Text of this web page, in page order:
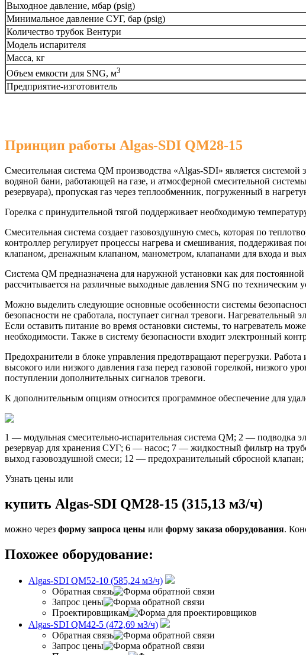
Выходное давление, мбар (psig)
Минимальное давление СУГ, бар (psig)
Количество трубок Вентури
Модель испарителя
Масса, кг
Объем емкости для SNG, м3
Предприятие-изготовитель
Принцип работы Algas-SDI QM28-15
Смесительная система QM производства «Algas-SDI» является
водяной бани, работающей на газе, и атмосферной смесительной
резервуара), пропуская газ через теплообменник, погруженный в
Горелка с принудительной тягой поддерживает необходимую
Смесительная система создает газовоздушную смесь, которая по
контроллер регулирует процессы нагрева и смешивания, поддерживая
клапаном, дренажным клапаном, манометром, клапанами для входа и
Система QM предназначена для наружной установки как для
рассчитывается на различные выходные давления SNG по техническим
Можно выделить следующие основные особенности системы
безопасности не сработала, поступает сигнал тревоги.
Если оставить питание во время остановки системы, то нагреватель
необходимости. Также в систему безопасности входит электронный
Предохранители в блоке управления предотвращают перегрузки.
высокого или низкого давления газа перед газовой горелкой, низкого
поступлении дополнительных сигналов тревоги.
К дополнительным опциям относится программное обеспечение для
1 — модульная смесительно-испарительная система QM; 2 — подводка
резервуар для хранения СУГ; 6 — насос; 7 — жидкостный фильтр на
выход газовоздушной смеси; 12 — предохранительный сбросной
Узнать цены или
купить Algas-SDI QM28-15 (315,13 м3/ч)
можно через форму запроса цены или форму заказа оборудования.
Похожее оборудование:
Algas-SDI QM52-10 (585,24 м3/ч)
Обратная связь
Запрос цены
Проектировщикам
Algas-SDI QM42-5 (472,69 м3/ч)
Обратная связь
Запрос цены